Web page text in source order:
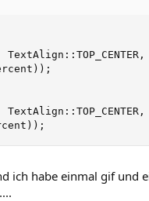
ich habe einmal gif und